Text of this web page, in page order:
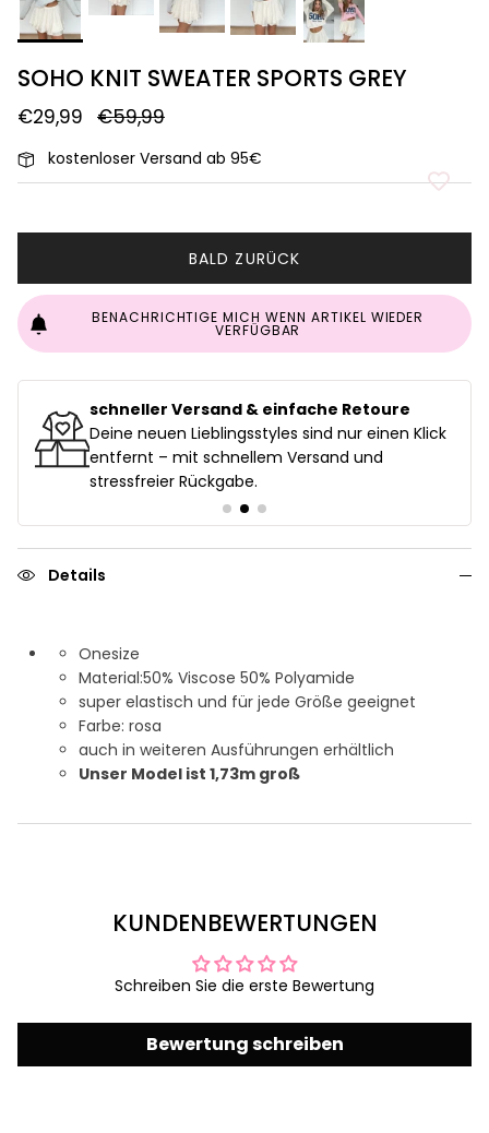
SOHO KNIT SWEATER SPORTS GREY
€29,99 €59,99
kostenloser Versand ab 95€
BALD ZURÜCK
BENACHRICHTIGE MICH WENN ARTIKEL WIEDER
VERFÜGBAR
schneller Versand & einfache Retoure
Deine neuen Lieblingsstyles sind nur einen Klick
entfernt – mit schnellem Versand und
stressfreier Rückgabe.
Details
Onesize
Material:50% Viscose 50% Polyamide
super elastisch und für jede Größe geeignet
Farbe: rosa
auch in weiteren Ausführungen erhältlich
Unser Model ist 1,73m groß
KUNDENBEWERTUNGEN
Schreiben Sie die erste Bewertung
Bewertung schreiben